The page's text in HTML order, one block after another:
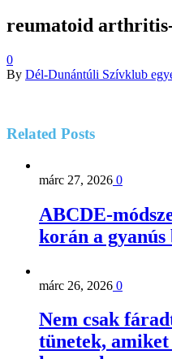
reumatoid
0
By Dél-Dunántúli Szívklub
Related Posts
márc 27, 2026 0
korán a
márc 26, 2026 0
Nem csak
tünetek,